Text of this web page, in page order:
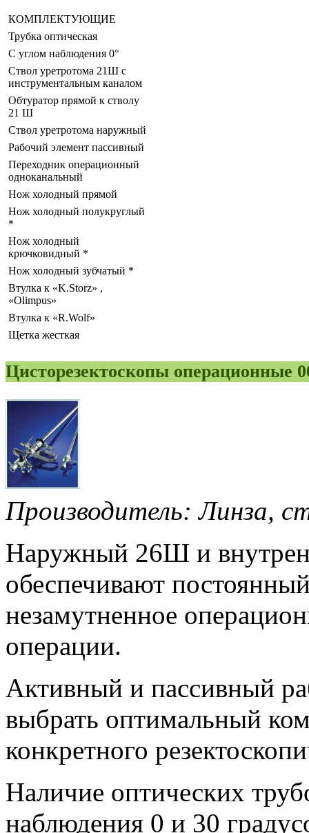
КОМПЛЕКТУЮЩИЕ
Трубка оптическая
C углом наблюдения 0°
Ствол уретротома 21Ш с
инструментальным каналом
Обтуратор прямой к стволу
21 Ш
Ствол уретротома наружный
Рабочий элемент пассивный
Переходник операционный
одноканальный
Нож холодный прямой
Нож холодный полукруглый
*
Нож холодный
крючковидный *
Нож холодный зубчатый *
Втулка к «K.Storz» ,
«Olimpus»
Втулка к «R.Wolf»
Щетка жесткая
Цисторезектоскопы операционные
Производитель: Линза,
Наружный 26Ш и
обеспечивают
незамутненное
операции.
Активный и пассивный
выбрать оптимальный
конкретного
Наличие оптических
наблюдения 0 и 30